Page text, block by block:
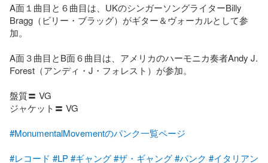
A面１曲目と６曲目は、UKのシンガーソングライターBilly
Bragg（ビリー・ブラッグ）がギター＆ヴォーカルとして参
加。
A面３曲目とB面６曲目は、アメリカのハーモニカ奏者Andy J.
Forest（アンディ・J・フォレスト）が参加。
盤質〓 VG
ジャケット〓 VG
#MonumentalMovementのパンク一覧ページ
#レコード #LP#ギャング#ザ・ギャング#パンク #イタリアン